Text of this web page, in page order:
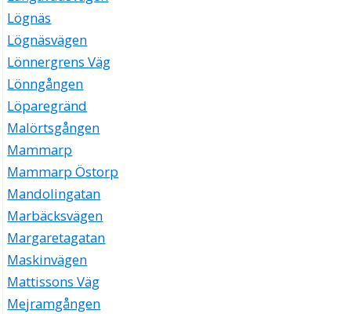
Lögnäs
Lögnäsvägen
Lönnergrens Väg
Lönngången
Löparegränd
Malörtsgången
Mammarp
Mammarp Östorp
Mandolingatan
Marbäcksvägen
Margaretagatan
Maskinvägen
Mattissons Väg
Mejramgången